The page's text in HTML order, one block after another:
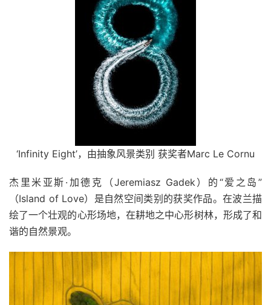
‘Infinity Eight’，由抽象风景类别 获奖者Marc Le Cornu
杰里米亚斯·加德克（Jeremiasz Gadek）的“爱之岛”
（Island of Love）是自然空间类别的获奖作品。在波兰描
绘了一个壮观的心形场地，在耕地之中心形树林，形成了和
谐的自然景观。